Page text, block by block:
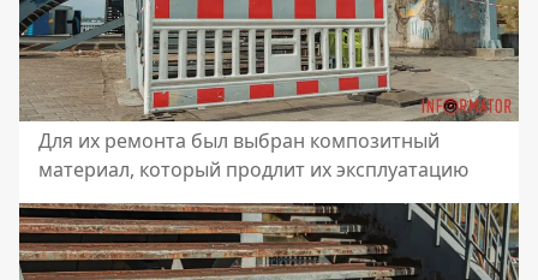
Для их ремонта был выбран композитный
материал, который продлит их эксплуатацию